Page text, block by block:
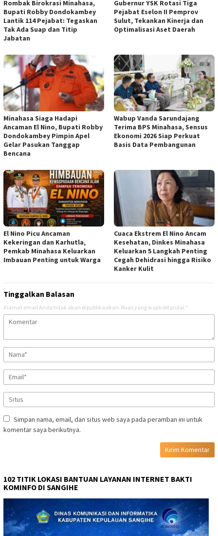
Rombak Birokrasi Minahasa,
Bupati Robby Dondokambey
Lantik 114 Pejabat: Tegaskan
Tak Ada Suap dan Titip
Jabatan
Gubernur YSK Rotasi Tiga
Pejabat Eselon II Pemprov
Sulut, Tekankan Kinerja dan
Optimalisasi Aset Daerah
Minahasa Siaga Hadapi
Ancaman El Nino, Bupati Robby
Dondokambey Pimpin Apel
Gelar Pasukan Tanggap
Bencana
Wabup Vanda Sarundajang
Terima BPS Minahasa, Sensus
Ekonomi 2026 Siap Perkuat
Basis Data Pembangunan
El Nino Picu Ancaman
Kekeringan dan Karhutla,
Pemkab Minahasa Keluarkan
Imbauan Penting untuk Warga
Cuaca Ekstrem El Nino Ancam
Kesehatan, Dinkes Minahasa
Keluarkan 5 Langkah Penting
Cegah Dehidrasi hingga Risiko
Kanker Kulit
Tinggalkan Balasan
Alamat email Anda tidak akan dipublikasikan. Ruas yang wajib ditandai *
Simpan nama, email, dan situs web saya pada peramban ini untuk
komentar saya berikutnya.
102 TITIK LOKASI BANTUAN LAYANAN INTERNET BAKTI
KOMINFO DI SANGIHE